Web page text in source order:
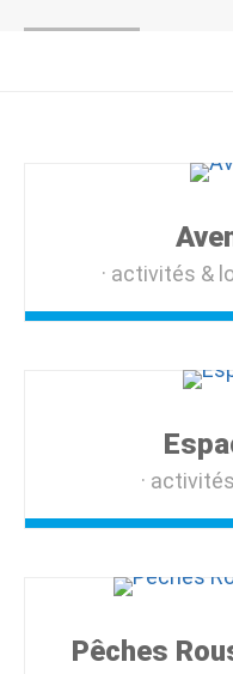
activités &
Pêches